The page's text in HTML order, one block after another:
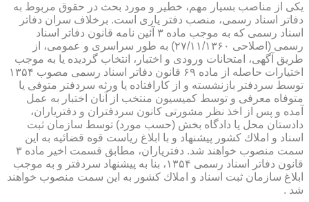
یكی از مناصب بسیار مهم، خطیر و مورد بحث در حقوق مربوط به
دفاتر اسناد رسمی، منصب دفتر یاری است. برخلاف سران دفاتر
اسناد رسمی كه به موجب ماده ۳ آئین نامه قانون دفاتر اسناد
رسمی (اصلاحی ۲۷/۱۱/۱۳۶۰) به طور سراسری و عمومی، از
طریق آگهی، امتحانات ورودی و اختبار، انتخاب گردیده یا به موجب
اختیارات حاصله از ماده ۶۹ قانون دفاتر اسناد رسمی مصوب ۱۳۵۴
توسط سردفتر بازنشسته و از كارافتاده یا ورثه سردفتر متوفی یا
متوفاه معرفی و توسط كمیسیون منتخب از آنان اختبار به عمل
آمده و پس از اخذ نظر مشورتی كانون سردفتران و دفتریاران،
دادستان محل یا دادگاه بخش (حسب مورد) توسط سازمان ثبت
اسناد و املاك كشور پیشنهاد و با ابلاغ ریاست قوه قضائیه به این
سمت منصوب خواهند شد. دفتریاران، مطابق قسمت اخیر ماده ۳
قانون دفاتر اسناد رسمی ۱۳۵۴، بنا به پیشنهاد سردفتر و به موجب
ابلاغ سازمان ثبت اسناد و املاك كشور به این سمت منصوب خواهند
شد .